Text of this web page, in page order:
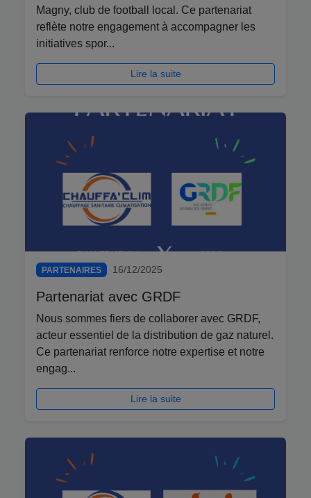
Magny, club de football local. Ce partenariat
reflète notre engagement à accompagner les
initiatives spor...
Lire la suite
PARTENAIRES 16/12/2025
Partenariat avec GRDF
Nous sommes fiers de collaborer avec GRDF,
acteur essentiel de la distribution de gaz naturel.
Ce partenariat renforce notre expertise et notre
engag...
Lire la suite